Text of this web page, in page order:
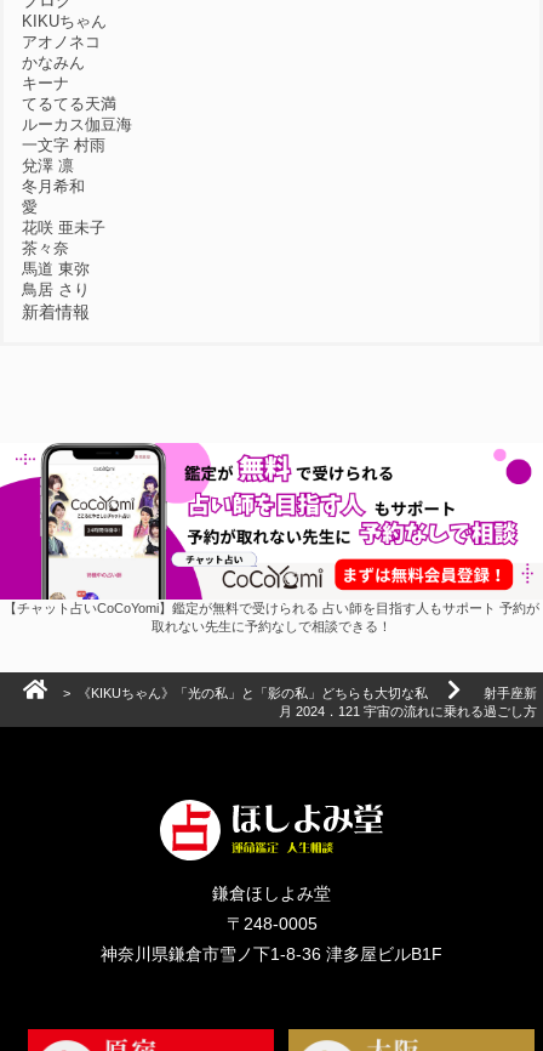
KIKUちゃん
アオノネコ
かなみん
キーナ
てるてる天満
ルーカス伽豆海
一文字 村雨
兌澤 凛
冬月希和
愛
花咲 亜未子
茶々奈
馬道 東弥
鳥居 さり
新着情報
【チャット占いCoCoYomi】鑑定が無料で受けられる 占い師を目指す人もサポート 予約が
取れない先生に予約なしで相談できる！
> 《KIKUちゃん》「光の私」と「影の私」どちらも大切な私
射手座新
月 2024．121 宇宙の流れに乗れる過ごし方
鎌倉ほしよみ堂
〒248-0005
神奈川県鎌倉市雪ノ下1-8-36 津多屋ビルB1F